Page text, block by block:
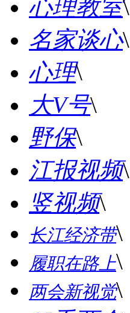
心理教室\
名家谈心\
心理\
大V号\
野保\
江报视频\
竖视频\
长江经济带\
履职在路上\
两会新视觉\